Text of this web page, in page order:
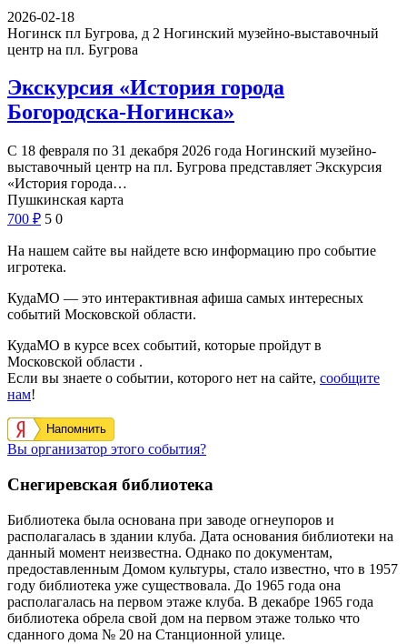
2026-02-18
Ногинск пл Бугрова, д 2 Ногинский музейно-выставочный
центр на пл. Бугрова
Экскурсия «История города
Богородска-Ногинска»
С 18 февраля по 31 декабря 2026 года Ногинский музейно-
выставочный центр на пл. Бугрова представляет Экскурсия
«История города…
Пушкинская карта
700 ₽ 5 0
На нашем сайте вы найдете всю информацию про событие
игротека.
КудаМО — это интерактивная афиша самых интересных
событий Московской области.
КудаМО в курсе всех событий, которые пройдут в
Московской области .
Если вы знаете о событии, которого нет на сайте, сообщите
нам!
Напомнить
Вы организатор этого события?
Снегиревская библиотека
Библиотека была основана при заводе огнеупоров и
располагалась в здании клуба. Дата основания библиотеки на
данный момент неизвестна. Однако по документам,
предоставленным Домом культуры, стало известно, что в 1957
году библиотека уже существовала. До 1965 года она
располагалась на первом этаже клуба. В декабре 1965 года
библиотека обрела свой дом на первом этаже только что
сданного дома № 20 на Станционной улице.